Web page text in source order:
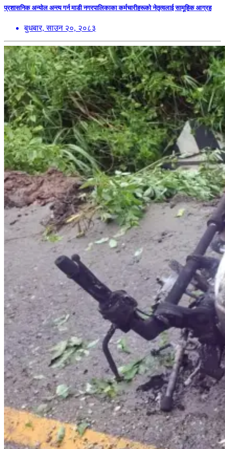
प्रशासनिक अन्योल अन्त्य गर्न माडी नगरपालिकाका कर्मचारीहरूको नेतृत्वलाई सामूहिक आग्रह
बुधबार, साउन २०, २०८३